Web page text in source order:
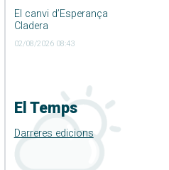
El canvi d’Esperança
Cladera
02/08/2026 08:43
El Temps
Darreres edicions